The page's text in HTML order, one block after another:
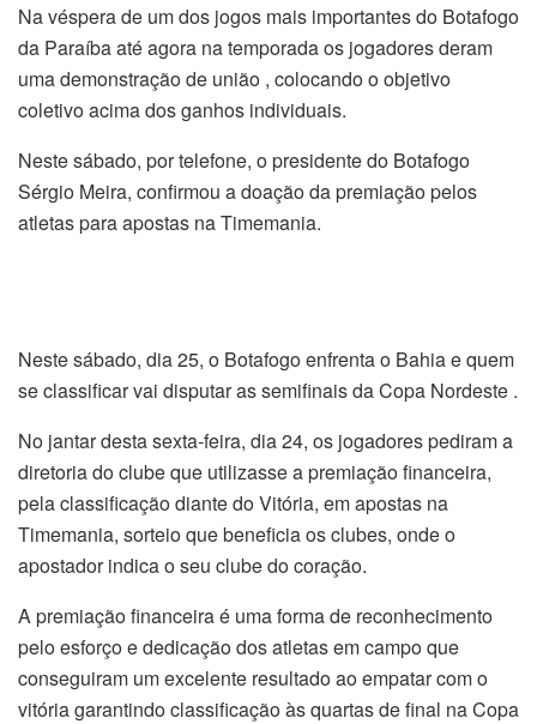
Na véspera de um dos jogos mais importantes do Botafogo
da Paraíba até agora na temporada os jogadores deram
uma demonstração de união , colocando o objetivo
coletivo acima dos ganhos individuais.
Neste sábado, por telefone, o presidente do Botafogo
Sérgio Meira, confirmou a doação da premiação pelos
atletas para apostas na Timemania.
Neste sábado, dia 25, o Botafogo enfrenta o Bahia e quem
se classificar vai disputar as semifinais da Copa Nordeste .
No jantar desta sexta-feira, dia 24, os jogadores pediram a
diretoria do clube que utilizasse a premiação financeira,
pela classificação diante do Vitória, em apostas na
Timemania, sorteio que beneficia os clubes, onde o
apostador indica o seu clube do coração.
A premiação financeira é uma forma de reconhecimento
pelo esforço e dedicação dos atletas em campo que
conseguiram um excelente resultado ao empatar com o
vitória garantindo classificação às quartas de final na Copa